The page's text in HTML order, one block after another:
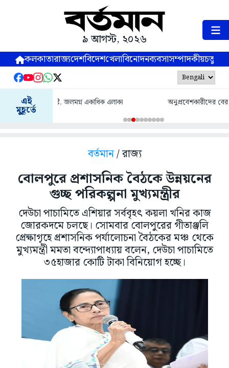
৯ আগস্ট, ২০২৬
কলকাতারাজ্যদেশবিদেশখেলাবিনোদনব্যবসাসম্পাদকীয়
এই
মুহূর্তে
অনুপ্রবেশকারীদের বের করে দেওয়া হয়েছে : শুভেন্দু
বর্তমান/ রাজ্য
বোলপুরে প্রশাসনিক বৈঠকে উন্নয়নের
গুচ্ছ পরিকল্পনা মুখ্যমন্ত্রীর
দেউচা পাচামিতে এশিয়ার সর্ববৃহৎ কয়লা খনির কাজ
জোরকদমে চলছে। সোমবার বোলপুরের গীতাঞ্জলি
প্রেক্ষাগৃহে প্রশাসনিক পর্যালোচনা বৈঠকের মঞ্চ থেকে
মুখ্যমন্ত্রী মমতা বন্দ্যোপাধ্যায় বলেন, দেউচা পাচামিতে
৩৫হাজার কোটি টাকা বিনিয়োগ হচ্ছে।